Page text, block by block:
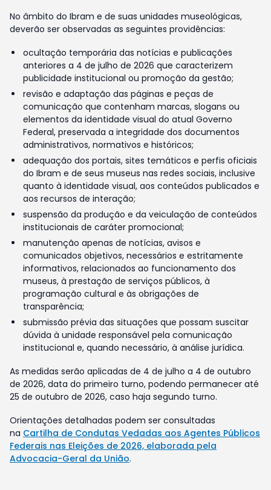
No âmbito do Ibram e de suas unidades museológicas,
deverão ser observadas as seguintes providências:
ocultação temporária das notícias e publicações
anteriores a 4 de julho de 2026 que caracterizem
publicidade institucional ou promoção da gestão;
revisão e adaptação das páginas e peças de
comunicação que contenham marcas, slogans ou
elementos da identidade visual do atual Governo
Federal, preservada a integridade dos documentos
administrativos, normativos e históricos;
adequação dos portais, sites temáticos e perfis oficiais
do Ibram e de seus museus nas redes sociais, inclusive
quanto à identidade visual, aos conteúdos publicados e
aos recursos de interação;
suspensão da produção e da veiculação de conteúdos
institucionais de caráter promocional;
manutenção apenas de notícias, avisos e
comunicados objetivos, necessários e estritamente
informativos, relacionados ao funcionamento dos
museus, à prestação de serviços públicos, à
programação cultural e às obrigações de
transparência;
submissão prévia das situações que possam suscitar
dúvida à unidade responsável pela comunicação
institucional e, quando necessário, à análise jurídica.
As medidas serão aplicadas de 4 de julho a 4 de outubro
de 2026, data do primeiro turno, podendo permanecer até
25 de outubro de 2026, caso haja segundo turno.
Orientações detalhadas podem ser consultadas
na Cartilha de Condutas Vedadas aos Agentes Públicos
Federais nas Eleições de 2026, elaborada pela
Advocacia-Geral da União.